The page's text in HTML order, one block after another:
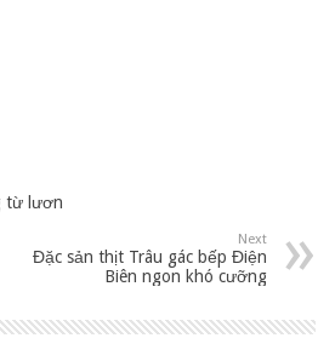
từ lươn
Next
Đặc sản thịt Trâu gác bếp Điện
Biên ngon khó cưỡng